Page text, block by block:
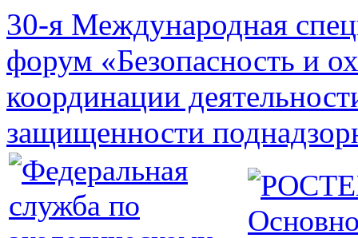
30-я Международная
форум «Безопасность и
координации
защищенности